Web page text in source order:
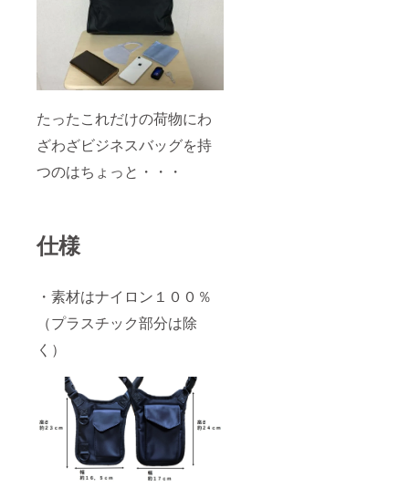
たったこれだけの荷物にわ
ざわざビジネスバッグを持
つのはちょっと・・・
仕様
・素材はナイロン１００％
（プラスチック部分は除
く）